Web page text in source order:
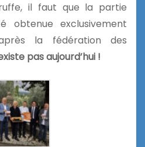
il faut que la partie
obtenue exclusivement
la fédération des
pas aujourd’hui !